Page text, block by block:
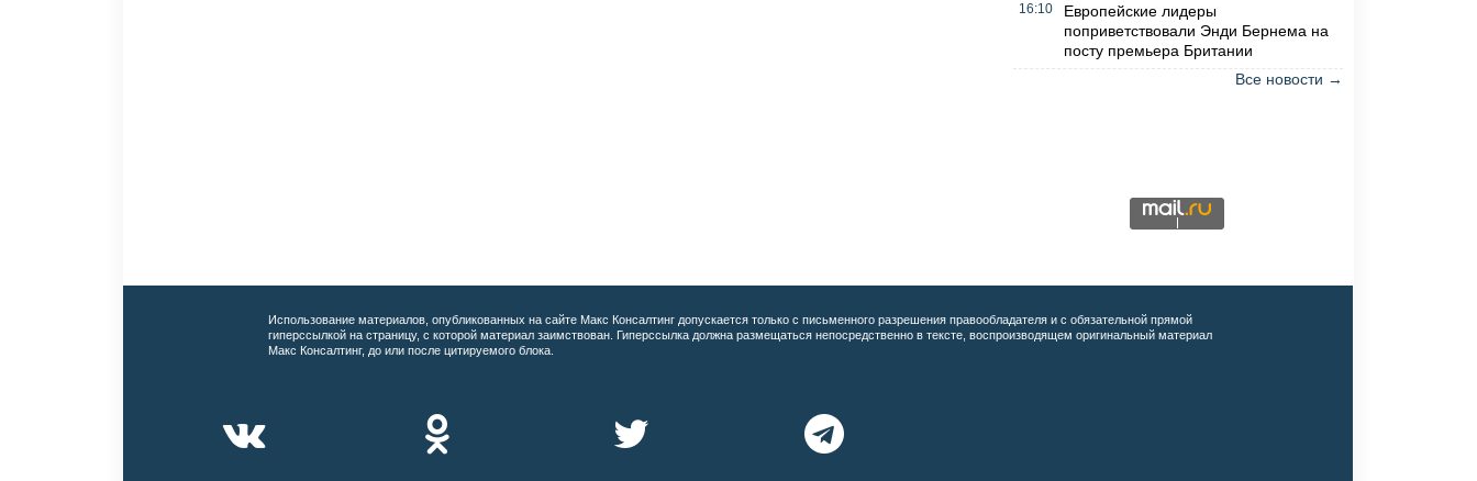
16:10
Европейские лидеры
поприветствовали Энди Бернема на
посту премьера Британии
Все новости →
Использование материалов, опубликованных на сайте Макс Консалтинг допускается только с письменного разрешения правообладателя и с обязательной прямой
гиперссылкой на страницу, с которой материал заимствован. Гиперссылка должна размещаться непосредственно в тексте, воспроизводящем оригинальный материал
Макс Консалтинг, до или после цитируемого блока.